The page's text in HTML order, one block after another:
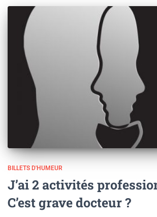
BILLETS D'HUMEUR
J’ai 2 activités
C’est grave docteur ?